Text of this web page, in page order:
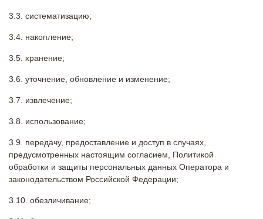
систематизацию;
накопление;
хранение;
уточнение, обновление и изменение;
извлечение;
использование;
передачу, предоставление и доступ в случаях,
предусмотренных настоящим согласием, Политикой
обработки и защиты персональных данных Оператора и
законодательством Российской Федерации;
обезличивание;